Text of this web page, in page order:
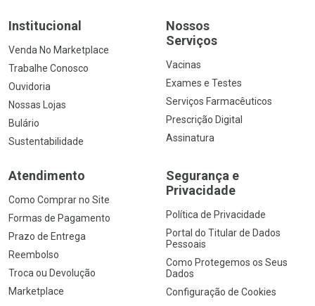
Institucional
Venda No Marketplace
Trabalhe Conosco
Ouvidoria
Nossas Lojas
Bulário
Sustentabilidade
Nossos
Serviços
Vacinas
Exames e Testes
Serviços Farmacêuticos
Prescrição Digital
Assinatura
Atendimento
Como Comprar no Site
Formas de Pagamento
Prazo de Entrega
Reembolso
Troca ou Devolução
Marketplace
Segurança e
Privacidade
Política de Privacidade
Portal do Titular de Dados
Pessoais
Como Protegemos os Seus
Dados
Configuração de Cookies